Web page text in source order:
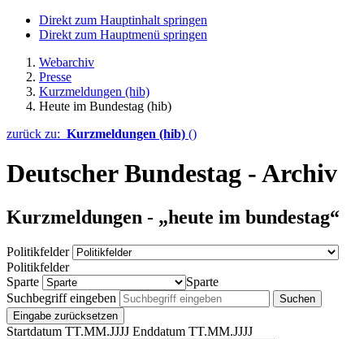
Direkt zum Hauptinhalt springen
Direkt zum Hauptmenü springen
Webarchiv
Presse
Kurzmeldungen (hib)
Heute im Bundestag (hib)
zurück zu: Kurzmeldungen (hib) ()
Deutscher Bundestag - Archiv
Kurzmeldungen - „heute im bundestag“
Politikfelder
Politikfelder
Sparte
Sparte
Suchbegriff eingeben
Suchen
Eingabe zurücksetzen
Startdatum TT.MM.JJJJ Enddatum TT.MM.JJJJ